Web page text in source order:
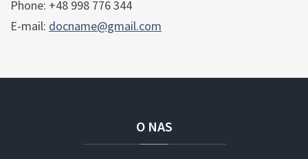
Phone: +48 998 776 344
E-mail: docname@gmail.com
O NAS